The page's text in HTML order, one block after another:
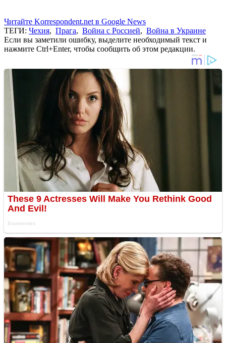
Читайте Korrespondent.net в Google News
ТЕГИ: Чехия, Прага, Война с Россией, Война в Украине
Если вы заметили ошибку, выделите необходимый текст и
нажмите Ctrl+Enter, чтобы сообщить об этом редакции.